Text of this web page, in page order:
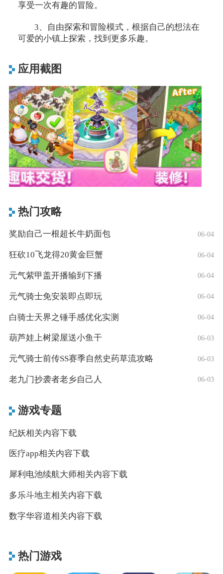
享受一次有趣的冒险。
3、自由探索和冒险模式，根据自己的想法在
可爱的小镇上探索，找到更多乐趣。
应用截图
热门攻略
奖励自己一根超长牛奶面包 06-04
狂砍10飞龙得20黄金巨蟹 06-04
元气紫甲盖开播输到下播 06-04
元气骑士免安装即点即玩 06-04
白骑士天界之锤手感优化实测 06-04
葫芦娃上树梁屋送小鱼干 06-03
元气骑士前传SS赛季自然史药草流攻略 06-03
老九门抄袭者老乡自己人 06-03
游戏专题
纪妖相关内容下载
医疗app相关内容下载
犀利电池续航大师相关内容下载
多乐斗地主相关内容下载
数字华容道相关内容下载
热门游戏